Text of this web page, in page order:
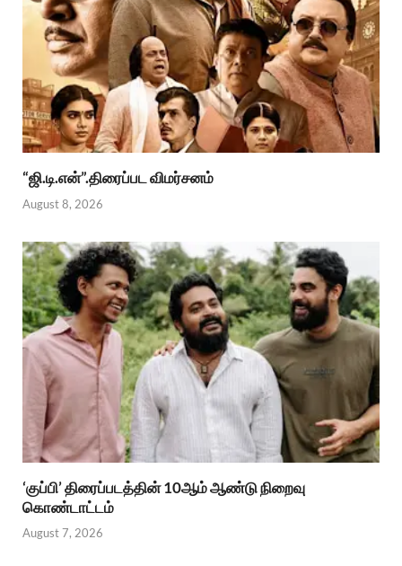
“ஜி.டி.என்”.திரைப்பட விமர்சனம்
August 8, 2026
‘குப்பி’ திரைப்படத்தின் 10ஆம் ஆண்டு நிறைவு
கொண்டாட்டம்
August 7, 2026